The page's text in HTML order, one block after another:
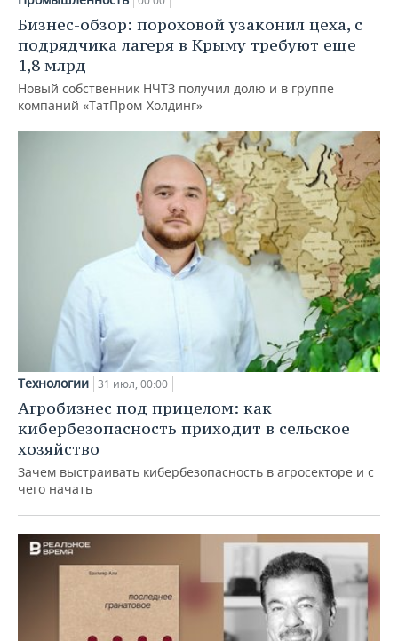
Бизнес-обзор: пороховой узаконил цеха, с
подрядчика лагеря в Крыму требуют еще
1,8 млрд
Новый собственник НЧТЗ получил долю и в группе
компаний «ТатПром-Холдинг»
Технологии 31 июл, 00:00
Агробизнес под прицелом: как
кибербезопасность приходит в сельское
хозяйство
Зачем выстраивать кибербезопасность в агросекторе и с
чего начать